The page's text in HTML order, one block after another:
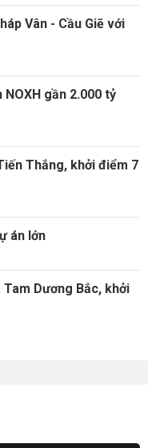
Vân - Cầu Giẽ với
gần 2.000 tỷ
Thắng, khởi điểm 7
án lớn
Dương Bắc, khởi